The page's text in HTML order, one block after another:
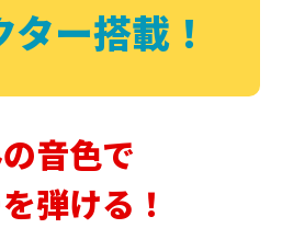
ー搭載！
音色で
弾ける！